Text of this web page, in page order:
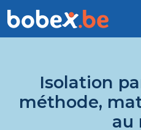
Isolation
méthode,
au